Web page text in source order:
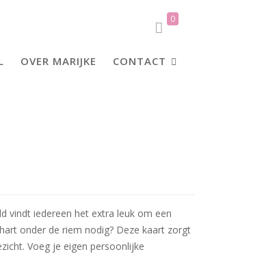
0
OVER MARIJKE CONTACT
vindt iedereen het extra leuk om een
onder de riem nodig? Deze kaart zorgt
Voeg je eigen persoonlijke